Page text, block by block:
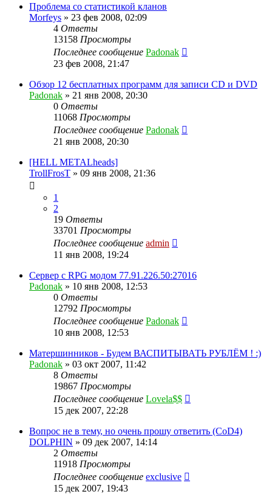
Проблема со статистикой кланов
Morfeys » 23 фев 2008, 02:09
4 Ответы
13158 Просмотры
Последнее сообщение Padonak
23 фев 2008, 21:47
Обзор 12 бесплатных программ для записи CD и DVD
Padonak » 21 янв 2008, 20:30
0 Ответы
11068 Просмотры
Последнее сообщение Padonak
21 янв 2008, 20:30
[HELL METALheads]
TrollFrosT » 09 янв 2008, 21:36
1
2
19 Ответы
33701 Просмотры
Последнее сообщение admin
11 янв 2008, 19:24
Сервер с RPG модом 77.91.226.50:27016
Padonak » 10 янв 2008, 12:53
0 Ответы
12792 Просмотры
Последнее сообщение Padonak
10 янв 2008, 12:53
Матершинников - Будем ВАСПИТЫВАТЬ РУБЛЁМ ! :)
Padonak » 03 окт 2007, 11:42
8 Ответы
19867 Просмотры
Последнее сообщение Lovela$$
15 дек 2007, 22:28
Вопрос не в тему, но очень прошу ответить (CoD4)
DOLPHIN » 09 дек 2007, 14:14
2 Ответы
11918 Просмотры
Последнее сообщение exclusive
15 дек 2007, 19:43